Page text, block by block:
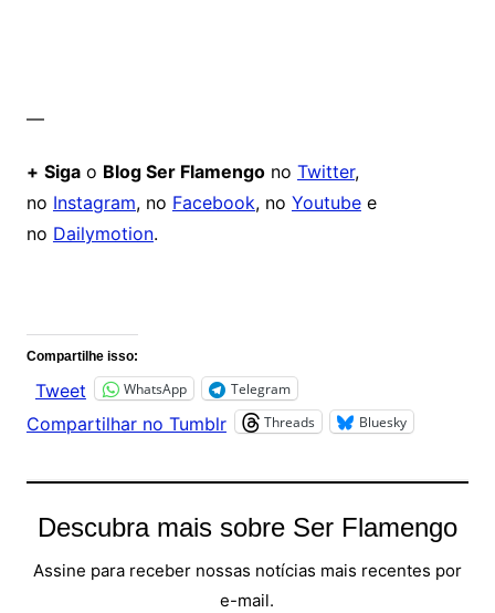
—
+ Sigao Blog Ser Flamengono Twitter,
no Instagram, no Facebook, no Youtubee
no Dailymotion.
Compartilhe isso:
Tweet WhatsApp Telegram
Compartilhar no Tumblr Threads Bluesky
Descubra mais sobre Ser Flamengo
Assine para receber nossas notícias mais recentes por
e-mail.